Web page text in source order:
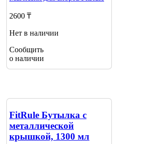
2600 ₸
Нет в наличии
Сообщить
о наличии
FitRule Бутылка с
металлической
крышкой, 1300 мл